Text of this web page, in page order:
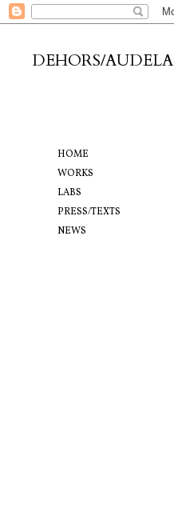
DEHORS/AUDELA
HOME
WORKS
LABS
PRESS/TEXTS
NEWS